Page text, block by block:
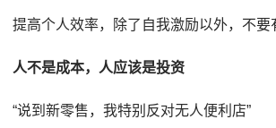
提高个人效率，除了自我激励以外，不要
人不是成本，人应该是投资
“说到新零售，我特别反对无人便利店”